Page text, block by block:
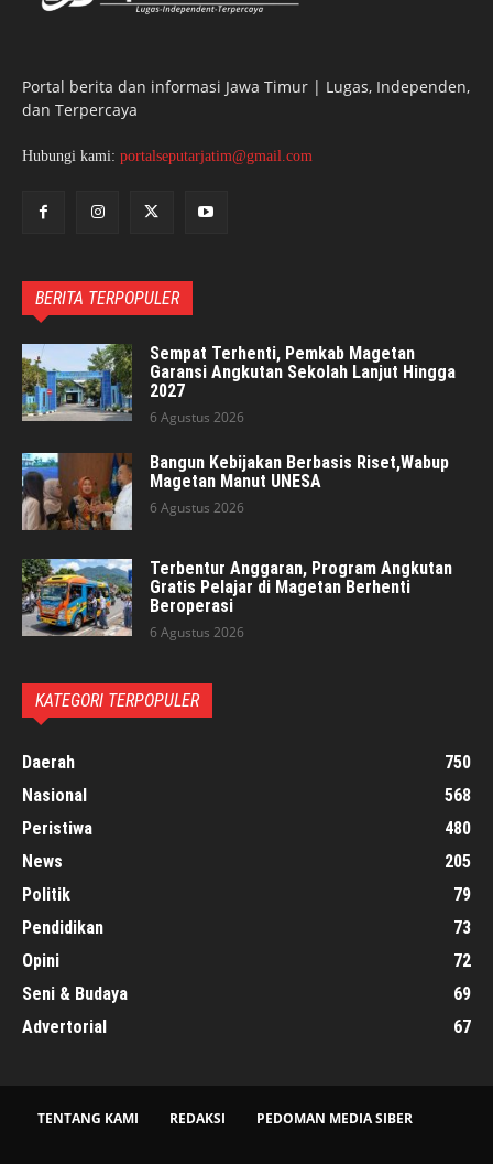
Portal berita dan informasi Jawa Timur | Lugas, Independen,
dan Terpercaya
Hubungi kami: portalseputarjatim@gmail.com
BERITA TERPOPULER
Sempat Terhenti, Pemkab Magetan
Garansi Angkutan Sekolah Lanjut Hingga
2027
6 Agustus 2026
Bangun Kebijakan Berbasis Riset,Wabup
Magetan Manut UNESA
6 Agustus 2026
Terbentur Anggaran, Program Angkutan
Gratis Pelajar di Magetan Berhenti
Beroperasi
6 Agustus 2026
KATEGORI TERPOPULER
Daerah
750
Nasional
568
Peristiwa
480
News
205
Politik
79
Pendidikan
73
Opini
72
Seni & Budaya
69
Advertorial
67
TENTANG KAMI REDAKSI PEDOMAN MEDIA SIBER